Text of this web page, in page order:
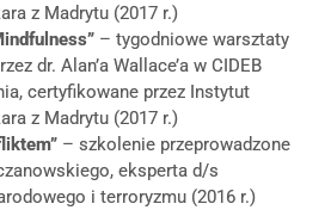
z Madrytu (2017 r.)
– tygodniowe warsztaty
dr. Alan’a Wallace’a w CIDEB
certyfikowane przez Instytut
z Madrytu (2017 r.)
– szkolenie przeprowadzone
eksperta d/s
i terroryzmu (2016 r.)